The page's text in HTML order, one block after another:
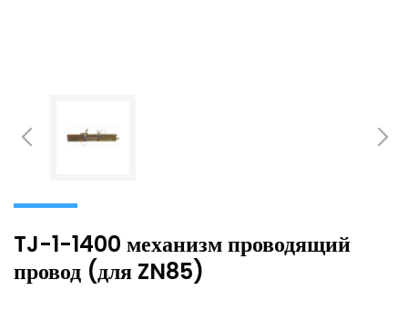
TJ-1-1400 механизм проводящий
провод (для ZN85)